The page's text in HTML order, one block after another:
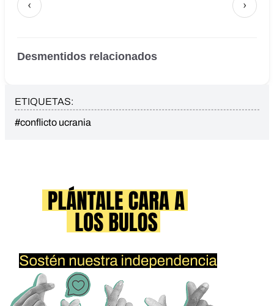
‹ ›
Desmentidos relacionados
ETIQUETAS:
#conflicto ucrania